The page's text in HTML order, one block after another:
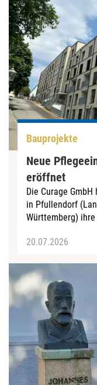
Bauprojekte
Neue
eröffnet
Die Curage
in Pfullendorf
Württemberg)
20.07.2026